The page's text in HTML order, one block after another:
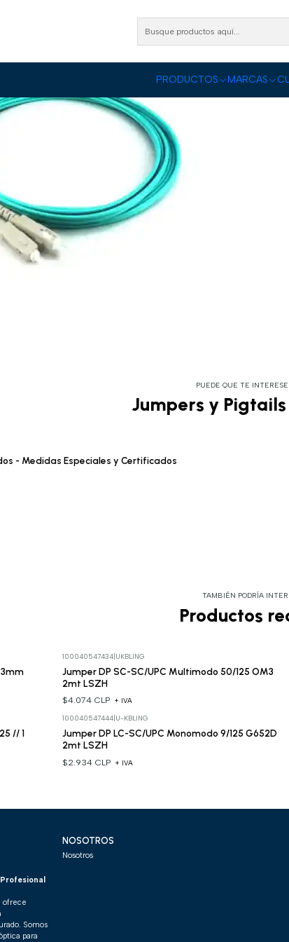
PRODUCTOS MARCAS
PUEDE QUE TE
Jumpers y
- Medidas Especiales y Certificados
TAMBIÉN PODRÍA
Productos
100040547434| UKBLING
Jumper DP SC-SC/UPC Multimodo 50/125 OM3
2mt LSZH
$4.074 CLP + IVA
// 1
100040547444| U-KBLING
Jumper DP LC-SC/UPC Monomodo 9/125 G652D
2mt LSZH
$2.934 CLP + IVA
ofrece
Somos
para
NOSOTROS
Nosotros